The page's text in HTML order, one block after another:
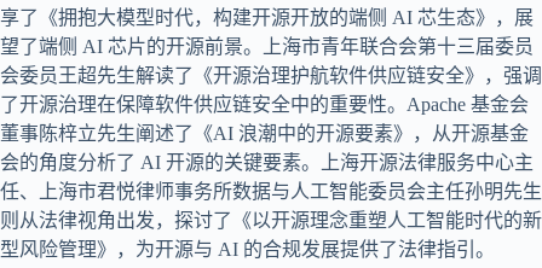
享了《拥抱大模型时代，构建开源开放的端侧 AI 芯生态》，展
望了端侧 AI 芯片的开源前景。上海市青年联合会第十三届委员
会委员王超先生解读了《开源治理护航软件供应链安全》，强调
了开源治理在保障软件供应链安全中的重要性。Apache 基金会
董事陈梓立先生阐述了《AI 浪潮中的开源要素》，从开源基金
会的角度分析了 AI 开源的关键要素。上海开源法律服务中心主
任、上海市君悦律师事务所数据与人工智能委员会主任孙明先生
则从法律视角出发，探讨了《以开源理念重塑人工智能时代的新
型风险管理》，为开源与 AI 的合规发展提供了法律指引。